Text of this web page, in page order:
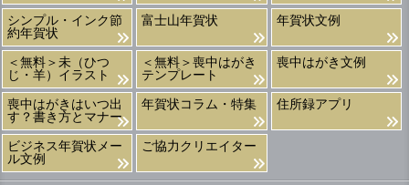
シンプル・インク節
約年賀状
富士山年賀状 年賀状文例
＜無料＞未（ひつ
じ・羊）イラスト
＜無料＞喪中はがき
テンプレート
喪中はがき文例
喪中はがきはいつ出
す？書き方とマナー
年賀状コラム・特集 住所録アプリ
ビジネス年賀状メー
ル文例
ご協力クリエイター